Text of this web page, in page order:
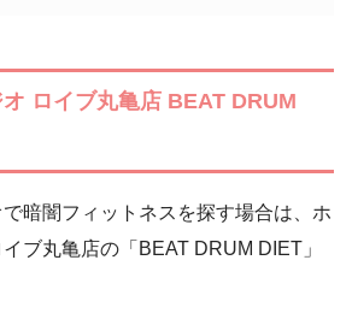
ロイブ丸亀店 BEAT DRUM
暗闇フィットネスを探す場合は、ホ
ブ丸亀店の「BEAT DRUM DIET」